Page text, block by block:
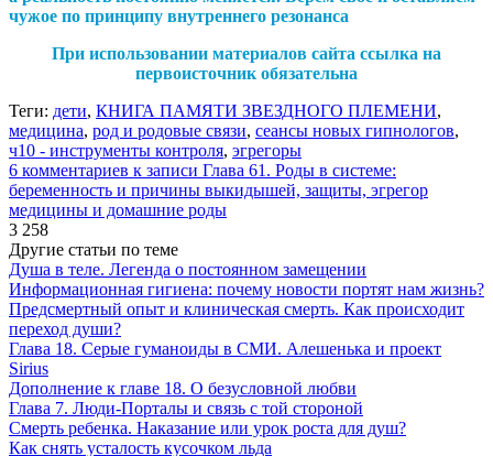
чужое по принципу внутреннего резонанса
При использовании материалов сайта ссылка на
первоисточник обязательна
Теги: дети, КНИГА ПАМЯТИ ЗВЕЗДНОГО ПЛЕМЕНИ,
медицина, род и родовые связи, сеансы новых гипнологов,
ч10 - инструменты контроля, эгрегоры
6 комментариев к записи Глава 61. Роды в системе:
беременность и причины выкидышей, защиты, эгрегор
медицины и домашние роды
3 258
Другие статьи по теме
Душа в теле. Легенда о постоянном замещении
Информационная гигиена: почему новости портят нам жизнь?
Предсмертный опыт и клиническая смерть. Как происходит
переход души?
Глава 18. Серые гуманоиды в СМИ. Алешенька и проект
Sirius
Дополнение к главе 18. О безусловной любви
Глава 7. Люди-Порталы и связь с той стороной
Смерть ребенка. Наказание или урок роста для душ?
Как снять усталость кусочком льда